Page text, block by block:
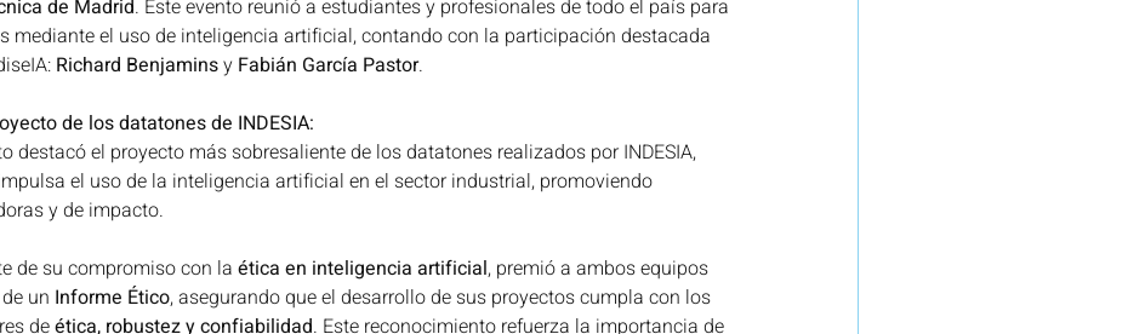
de Madrid. Este evento reunió a estudiantes y profesionales de todo el país para
mediante el uso de inteligencia artificial, contando con la participación destacada
Richard Benjamins y Fabián García Pastor.
de los datatones de INDESIA:
destacó el proyecto más sobresaliente de los datatones realizados por INDESIA,
el uso de la inteligencia artificial en el sector industrial, promoviendo
y de impacto.
de su compromiso con la ética en inteligencia artificial, premió a ambos equipos
un Informe Ético, asegurando que el desarrollo de sus proyectos cumpla con los
de ética, robustez y confiabilidad. Este reconocimiento refuerza la importancia de